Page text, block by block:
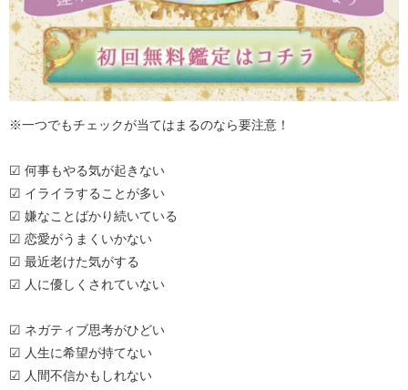
※一つでもチェックが当てはまるのなら要注意！
☑ 何事もやる気が起きない
☑ イライラすることが多い
☑ 嫌なことばかり続いている
☑ 恋愛がうまくいかない
☑ 最近老けた気がする
☑ 人に優しくされていない
☑ ネガティブ思考がひどい
☑ 人生に希望が持てない
☑ 人間不信かもしれない